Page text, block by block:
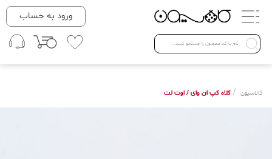
دسته بندی ها
Open submenu ( لباس زنانه )
لباس زنانه
لباس مردانه
ورود به حساب
کالاسیون / کلاه کپ ان وای / اوت لت